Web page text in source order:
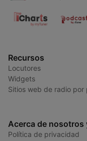
Recursos
Locutores
Widgets
Sitios web de radio por
Acerca de nosotros
Política de privacidad